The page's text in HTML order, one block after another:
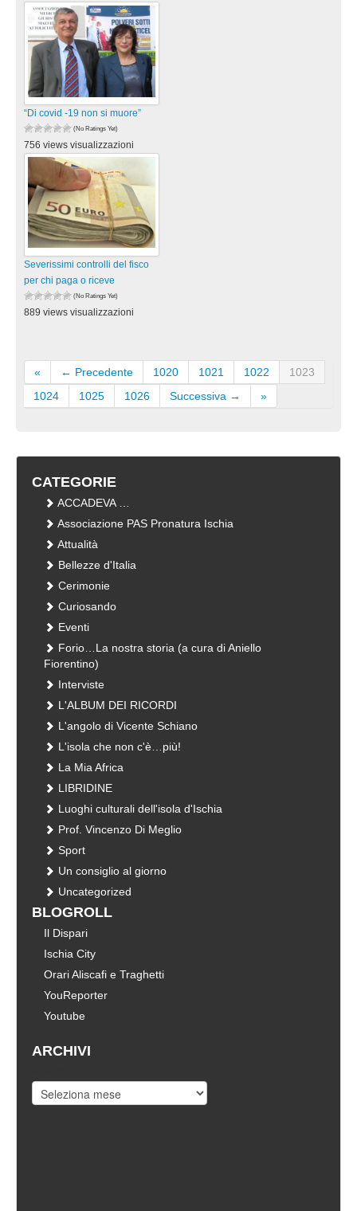
“Di covid -19 non si muore”
(No Ratings Yet)
756 views visualizzazioni
Severissimi controlli del fisco
per chi paga o riceve
(No Ratings Yet)
889 views visualizzazioni
« ← Precedente 1020 1021 1022
1023
1024
1025 1026 Successiva → »
CATEGORIE
ACCADEVA …
Associazione PAS Pronatura Ischia
Attualità
Bellezze d'Italia
Cerimonie
Curiosando
Eventi
Forio…La nostra storia (a cura di Aniello
Fiorentino)
Interviste
L'ALBUM DEI RICORDI
L'angolo di Vicente Schiano
L'isola che non c'è…più!
La Mia Africa
LIBRIDINE
Luoghi culturali dell'isola d'Ischia
Prof. Vincenzo Di Meglio
Sport
Un consiglio al giorno
Uncategorized
BLOGROLL
Il Dispari
Ischia City
Orari Aliscafi e Traghetti
YouReporter
Youtube
ARCHIVI